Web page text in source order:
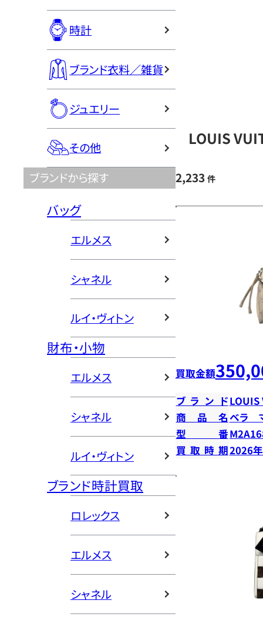
時計
ブランド衣料／雑貨
ジュエリー
その他
ブランドから探す
バッグ
エルメス
シャネル
ルイ・ヴィトン
財布・小物
エルメス
シャネル
ルイ・ヴィトン
ブランド時計買取
ロレックス
エルメス
シャネル
LOUIS
2,233 件
買取金額
ブランドLOUIS
商品名ベラ
型番
買取時期2026